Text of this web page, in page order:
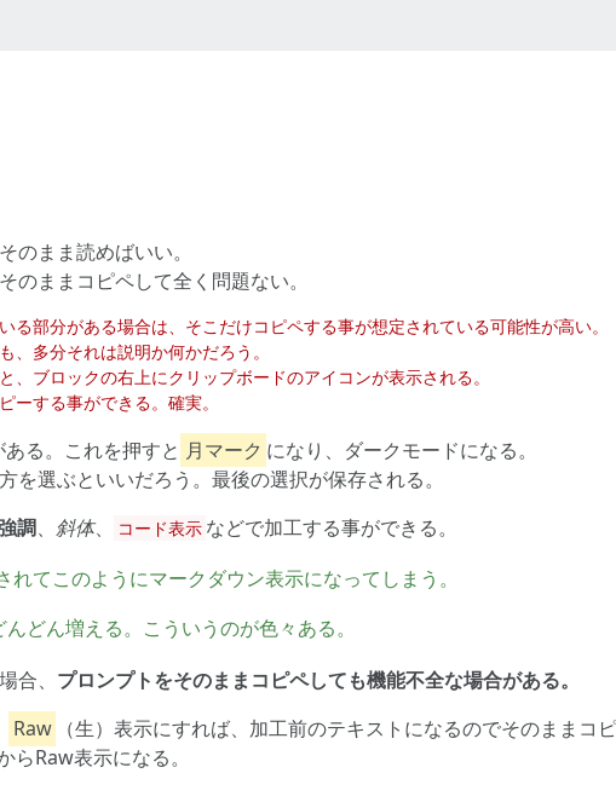
のまま読めばいい。
のままコピペして全く問題ない。
ある。これを押すと 月マーク になり、ダークモードになる。
を選ぶといいだろう。最後の選択が保存される。
調、 斜体、 コード表示 などで加工する事ができる。
てこのようにマークダウン表示になってしまう。
どん増える。こういうのが色々ある。
合、 プロンプトをそのままコピペしても機能不全な場合がある。
Raw
（生）表示にすれば、加工前のテキストになるのでそのままコピ
らRaw表示になる。